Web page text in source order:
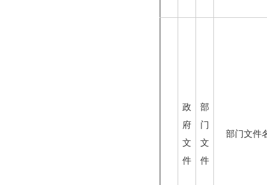
政
府
文
件
部
门
文
件
部门文件